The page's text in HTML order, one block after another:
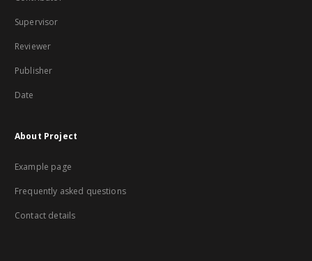
Supervisor
Reviewer
Publisher
Date
About Project
Example page
Frequently asked questions
Contact details